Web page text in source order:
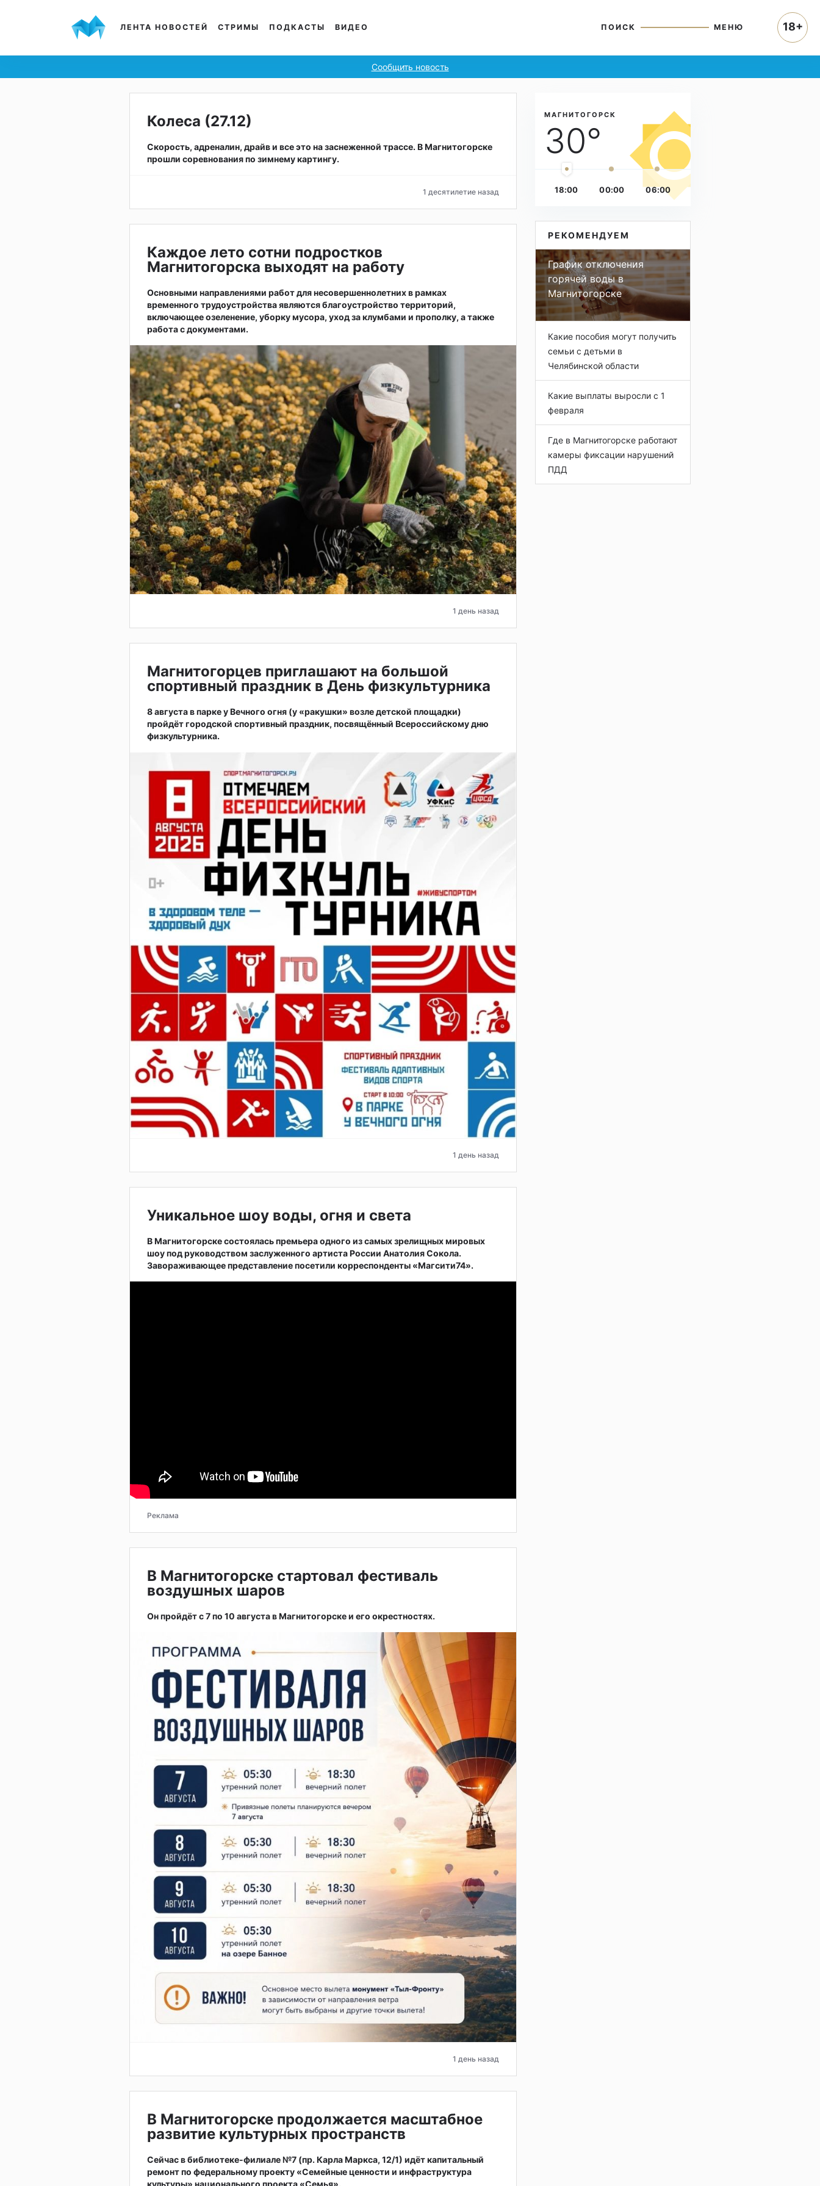
ЛЕНТА НОВОСТЕЙ СТРИМЫ ПОДКАСТЫ ВИДЕО ПОИСК МЕНЮ
Сообщить новость
Колеса (27.12)
Скорость, адреналин, драйв и все это на заснеженной трассе. В Магнитогорске
прошли соревнования по зимнему картингу.
1 десятилетие назад
Каждое лето сотни подростков
Магнитогорска выходят на работу
Основными направлениями работ для несовершеннолетних в рамках
временного трудоустройства являются благоустройство территорий,
включающее озеленение, уборку мусора, уход за клумбами и прополку, а также
работа с документами.
1 день назад
Магнитогорцев приглашают на большой
спортивный праздник в День физкультурника
8 августа в парке у Вечного огня (у «ракушки» возле детской площадки)
пройдёт городской спортивный праздник, посвящённый Всероссийскому дню
физкультурника.
1 день назад
Уникальное шоу воды, огня и света
В Магнитогорске состоялась премьера одного из самых зрелищных мировых
шоу под руководством заслуженного артиста России Анатолия Сокола.
Завораживающее представление посетили корреспонденты «Магсити74».
Реклама
В Магнитогорске стартовал фестиваль
воздушных шаров
Он пройдёт с 7 по 10 августа в Магнитогорске и его окрестностях.
1 день назад
В Магнитогорске продолжается масштабное
развитие культурных пространств
Сейчас в библиотеке-филиале №7 (пр. Карла Маркса, 12/1) идёт капитальный
ремонт по федеральному проекту «Семейные ценности и инфраструктура
культуры» национального проекта «Семья».
МАГНИТОГОРСК
30°
18:00 00:00 06:00
РЕКОМЕНДУЕМ
График отключения
горячей воды в
Магнитогорске
Какие пособия могут получить
семьи с детьми в
Челябинской области
Какие выплаты выросли с 1
февраля
Где в Магнитогорске работают
камеры фиксации нарушений
ПДД
18+